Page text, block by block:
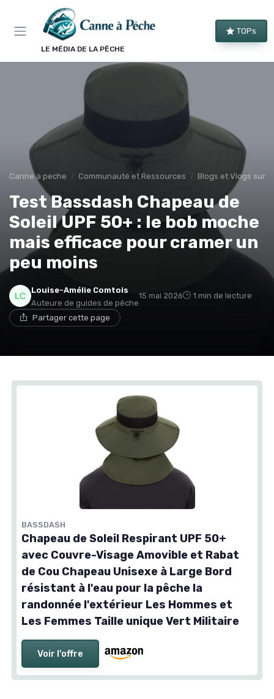
LE MÉDIA DE LA PÊCHE
TOPs
Canne à peche Communauté et Ressources Blogs et Vlogs sur
Test Bassdash Chapeau de
Soleil UPF 50+ : le bob moche
mais efficace pour cramer un
peu moins
Louise-Amélie Comtois
Auteure de guides de pêche
15 mai 2026 1 min de lecture
Partager cette page
BASSDASH
Chapeau de Soleil Respirant UPF 50+
avec Couvre-Visage Amovible et Rabat
de Cou Chapeau Unisexe à Large Bord
résistant à l'eau pour la pêche la
randonnée l'extérieur Les Hommes et
Les Femmes Taille unique Vert Militaire
Voir l'offre
Panneau de gestion des cookies